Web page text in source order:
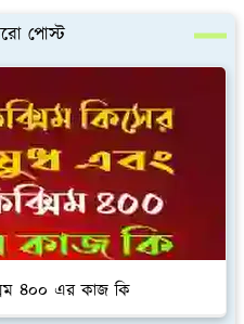
পোস্ট
৪০০ এর কাজ কি